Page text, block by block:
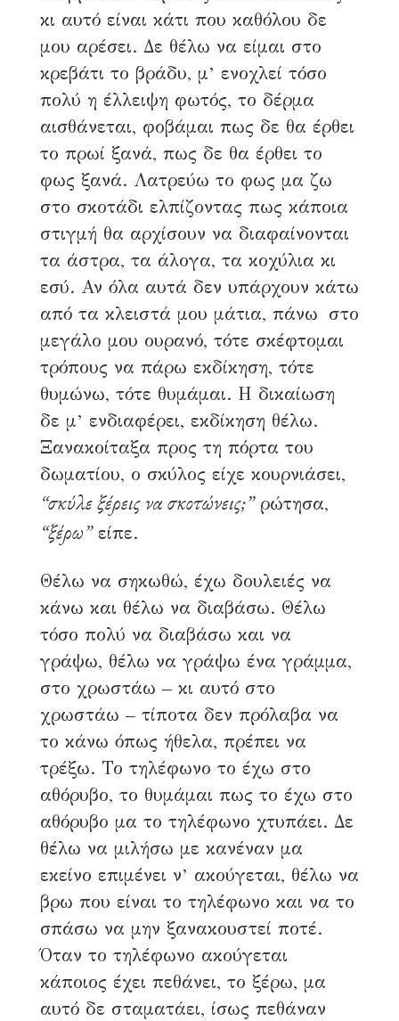
κι αυτό είναι κάτι που καθόλου δε
μου αρέσει. Δε θέλω να είμαι στο
κρεβάτι το βράδυ, μ’ ενοχλεί τόσο
πολύ η έλλειψη φωτός, το δέρμα
αισθάνεται, φοβάμαι πως δε θα έρθει
το πρωί ξανά, πως δε θα έρθει το
φως ξανά. Λατρεύω το φως μα ζω
στο σκοτάδι ελπίζοντας πως κάποια
στιγμή θα αρχίσουν να διαφαίνονται
τα άστρα, τα άλογα, τα κοχύλια κι
εσύ. Αν όλα αυτά δεν υπάρχουν κάτω
από τα κλειστά μου μάτια, πάνω στο
μεγάλο μου ουρανό, τότε σκέφτομαι
τρόπους να πάρω εκδίκηση, τότε
θυμώνω, τότε θυμάμαι. Η δικαίωση
δε μ’ ενδιαφέρει, εκδίκηση θέλω.
Ξανακοίταξα προς τη πόρτα του
δωματίου, ο σκύλος είχε κουρνιάσει,
“σκύλε ξέρεις να σκοτώνεις;”ρώτησα,
“ξέρω”είπε.
Θέλω να σηκωθώ, έχω δουλειές να
κάνω και θέλω να διαβάσω. Θέλω
τόσο πολύ να διαβάσω και να
γράψω, θέλω να γράψω ένα γράμμα,
στο χρωστάω – κι αυτό στο
χρωστάω – τίποτα δεν πρόλαβα να
το κάνω όπως ήθελα, πρέπει να
τρέξω. Το τηλέφωνο το έχω στο
αθόρυβο, το θυμάμαι πως το έχω στο
αθόρυβο μα το τηλέφωνο χτυπάει. Δε
θέλω να μιλήσω με κανέναν μα
εκείνο επιμένει ν’ ακούγεται, θέλω να
βρω που είναι το τηλέφωνο και να το
σπάσω να μην ξανακουστεί ποτέ.
Όταν το τηλέφωνο ακούγεται
κάποιος έχει πεθάνει, το ξέρω, μα
αυτό δε σταματάει, ίσως πεθάναν